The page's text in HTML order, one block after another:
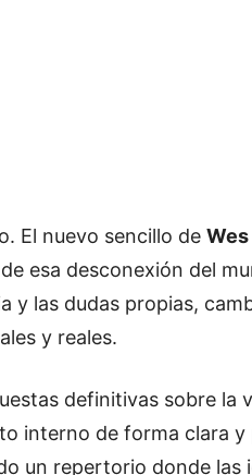
El nuevo sencillo de
esa desconexión del
y las dudas propias,
y reales.
definitivas sobre la
interno de forma clara
un repertorio donde las